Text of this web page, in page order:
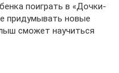
поиграть в «Дочки-
придумывать новые
сможет научиться